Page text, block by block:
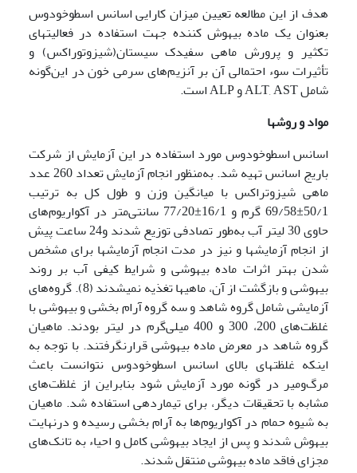
هدف از این مطالعه تعیین میزان کارایی اسانس اسطوخودوس
بعنوان یک ماده بیهوش کننده جهت استفاده در فعالیت­های
تکثیر و پرورش ماهی سفیدک سیستان(شیزوتوراکس) و
تأثیرات سوء احتمالی آن بر آنزیم‌های سرمی خون در این‌گونه
شامل ALT, AST و ALP است.
مواد و روشها
اسانس اسطوخودوس مورد استفاده در این آزمایش از شرکت
باریج اسانس تهیه شد. به‌منظور انجام آزمایش تعداد 260 عدد
ماهی شیزوتراکس با میانگین وزن و طول کل به ترتیب
50/1±69/58 گرم و 16/1±77/20 سانتی‌متر در آکواریوم‌های
حاوی 30 لیتر آب به‌طور تصادفی توزیع شدند و24 ساعت پیش
از انجام آزمایش­ها و نیز در مدت انجام آزمایش­ها برای مشخص
شدن بهتر اثرات ماده بیهوشی و شرایط کیفی آب بر روند
بیهوشی و بازگشت از آن، ماهی­ها تغذیه نمی­شدند (8). گروه‌های
آزمایشی شامل گروه شاهد و سه گروه آرام بخشی و بیهوشی با
غلظت‌های 200، 300 و 400 میلی‌گرم در لیتر بودند. ماهیان
گروه شاهد در معرض ماده بیهوشی قرارنگرفتند. با توجه به
اینکه غلظتهای بالای اسانس اسطوخودوس نتوانست باعث
مرگ‌ومیر در گونه مورد آزمایش شود بنابراین از غلظت‌های
مشابه با تحقیقات دیگر، برای تیماردهی استفاده شد. ماهیان
به شیوه حمام در آکواریوم‌ها به آرام بخشی رسیده و درنهایت
بیهوش شدند و پس از ایجاد بیهوشی کامل و احیاء به تانک‌های
مجزای فاقد ماده بیهوشی منتقل شدند.